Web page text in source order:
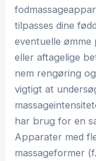
tilpasses dine
eventuelle ømme
eller aftagelige
nem rengøring
vigtigt at
har brug for en
Apparater med
massageformer